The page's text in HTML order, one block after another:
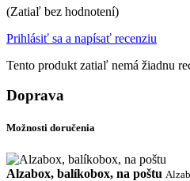
(Zatiaľ bez hodnotení)
Prihlásiť sa a napísať recenziu
Tento produkt zatiaľ nemá žiadnu
Doprava
Možnosti doručenia
Alzabox, balíkobox, na poštu